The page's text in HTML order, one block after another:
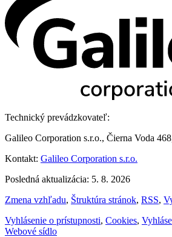
Technický prevádzkovateľ:
Galileo Corporation s.r.o., Čierna Voda
Kontakt: Galileo Corporation s.r.o.
Posledná aktualizácia: 5. 8. 2026
Zmena vzhľadu, Štruktúra stránok, RSS,
Vyhlásenie o prístupnosti, Cookies,
Webové sídlo